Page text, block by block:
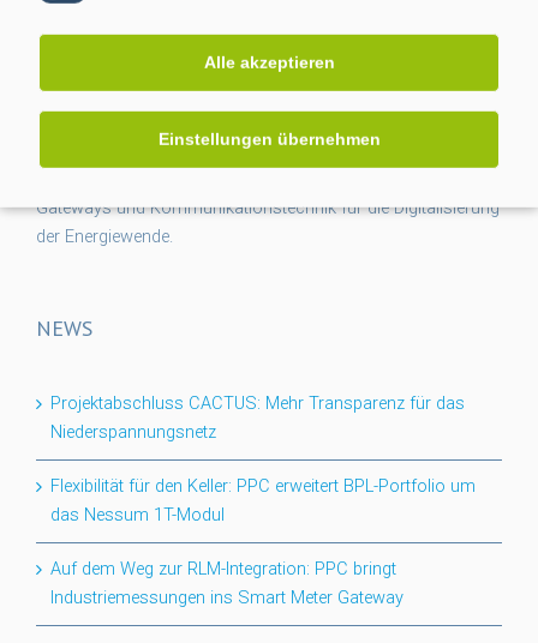
Alle akzeptieren
Einstellungen übernehmen
Die Power Plus Communications AG (PPC), mit Sitz in
Gateways und Kommunikationstechnik für die Digitalisierung
der Energiewende.
NEWS
Projektabschluss CACTUS: Mehr Transparenz für das
Niederspannungsnetz
Flexibilität für den Keller: PPC erweitert BPL-Portfolio um
das Nessum 1T-Modul
Auf dem Weg zur RLM-Integration: PPC bringt
Industriemessungen ins Smart Meter Gateway